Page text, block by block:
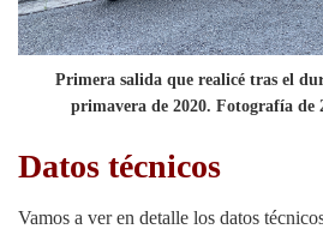
Primera salida que realicé tras el
primavera de 2020. Fotografía de
Datos técnicos
Vamos a ver en detalle los datos